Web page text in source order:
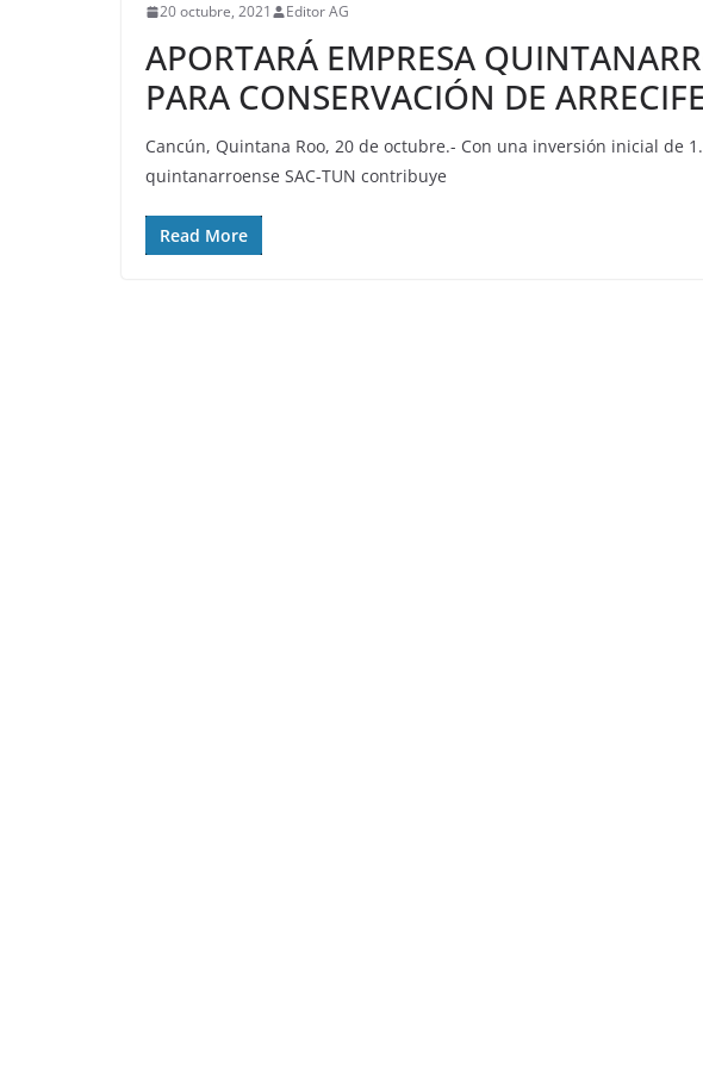
20 octubre, 2021 Editor AG
APORTARÁ EMPRESA
PARA CONSERVACIÓN DE ARRECIFE
Cancún, Quintana Roo, 20 de octubre.- Con una inversión inicial de
quintanarroense SAC-TUN contribuye
Read More